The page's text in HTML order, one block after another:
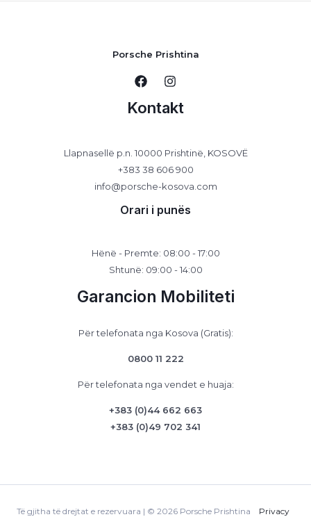
Porsche Prishtina
Kontakt
Llapnasellë p.n. 10000 Prishtinë, KOSOVË
+383 38 606 900
info@porsche-kosova.com
Orari i punës
Hënë - Premte: 08:00 - 17:00
Shtunë: 09:00 - 14:00
Garancion Mobiliteti
Për telefonata nga Kosova (Gratis):
0800 11 222
Për telefonata nga vendet e huaja:
+383 (0)44 662 663
+383 (0)49 702 341
Të gjitha të drejtat e rezervuara | © 2026 Porsche Prishtina Privacy